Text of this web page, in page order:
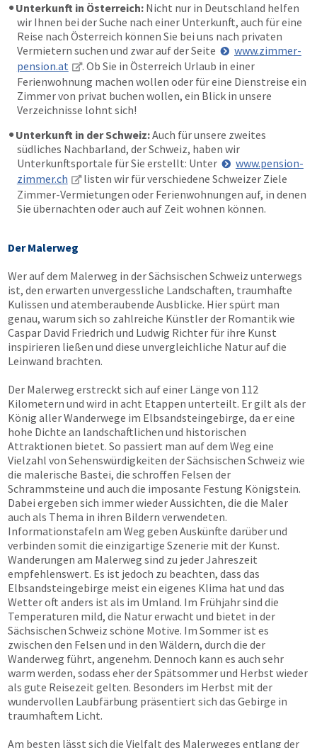
Unterkunft in Österreich: Nicht nur in Deutschland helfen
wir Ihnen bei der Suche nach einer Unterkunft, auch für eine
Reise nach Österreich können Sie bei uns nach privaten
Vermietern suchen und zwar auf der Seite
www.zimmer-
pension.at
. Ob Sie in Österreich Urlaub in einer
Ferienwohnung machen wollen oder für eine Dienstreise ein
Zimmer von privat buchen wollen, ein Blick in unsere
Verzeichnisse lohnt sich!
Unterkunft in der Schweiz:Auch für unsere zweites
südliches Nachbarland, der Schweiz, haben wir
Unterkunftsportale für Sie erstellt: Unter
www.pension-
zimmer.ch
listen wir für verschiedene Schweizer Ziele
Zimmer-Vermietungen oder Ferienwohnungen auf, in denen
Sie übernachten oder auch auf Zeit wohnen können.
Der Malerweg
Wer auf dem Malerweg in der Sächsischen Schweiz unterwegs
ist, den erwarten unvergessliche Landschaften, traumhafte
Kulissen und atemberaubende Ausblicke. Hier spürt man
genau, warum sich so zahlreiche Künstler der Romantik wie
Caspar David Friedrich und Ludwig Richter für ihre Kunst
inspirieren ließen und diese unvergleichliche Natur auf die
Leinwand brachten.
Der Malerweg erstreckt sich auf einer Länge von 112
Kilometern und wird in acht Etappen unterteilt. Er gilt als der
König aller Wanderwege im Elbsandsteingebirge, da er eine
hohe Dichte an landschaftlichen und historischen
Attraktionen bietet. So passiert man auf dem Weg eine
Vielzahl von Sehenswürdigkeiten der Sächsischen Schweiz wie
die malerische Bastei, die schroffen Felsen der
Schrammsteine und auch die imposante Festung Königstein.
Dabei ergeben sich immer wieder Aussichten, die die Maler
auch als Thema in ihren Bildern verwendeten.
Informationstafeln am Weg geben Auskünfte darüber und
verbinden somit die einzigartige Szenerie mit der Kunst.
Wanderungen am Malerweg sind zu jeder Jahreszeit
empfehlenswert. Es ist jedoch zu beachten, dass das
Elbsandsteingebirge meist ein eigenes Klima hat und das
Wetter oft anders ist als im Umland. Im Frühjahr sind die
Temperaturen mild, die Natur erwacht und bietet in der
Sächsischen Schweiz schöne Motive. Im Sommer ist es
zwischen den Felsen und in den Wäldern, durch die der
Wanderweg führt, angenehm. Dennoch kann es auch sehr
warm werden, sodass eher der Spätsommer und Herbst wieder
als gute Reisezeit gelten. Besonders im Herbst mit der
wundervollen Laubfärbung präsentiert sich das Gebirge in
traumhaftem Licht.
Am besten lässt sich die Vielfalt des Malerweges entlang der